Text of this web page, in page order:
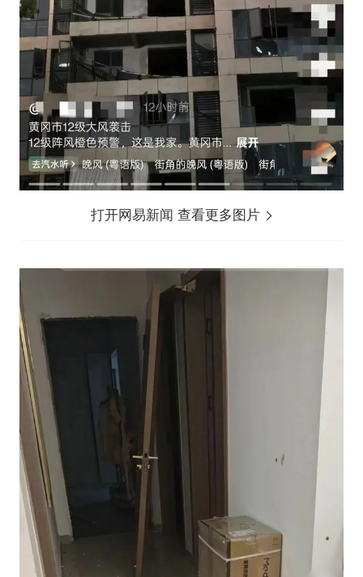
打开网易新闻 查看更多图片